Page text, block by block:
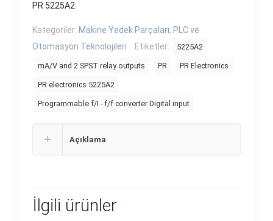
PR 5225A2
Kategoriler: Makine Yedek Parçaları, PLC ve
Otomasyon Teknolojileri
Etiketler: 5225A2
mA/V and 2 SPST relay outputs PR PR Electronics
PR electronics 5225A2
Programmable f/I - f/f converter Digital input
Açıklama
İlgili ürünler